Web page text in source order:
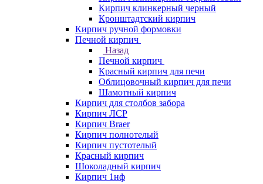
Кирпич клинкерный черный
Кронштадтский кирпич
Кирпич ручной формовки
Печной кирпич
Назад
Печной кирпич
Красный кирпич для печи
Облицовочный кирпич для печи
Шамотный кирпич
Кирпич для столбов забора
Кирпич ЛСР
Кирпич Braer
Кирпич полнотелый
Кирпич пустотелый
Красный кирпич
Шоколадный кирпич
Кирпич 1нф